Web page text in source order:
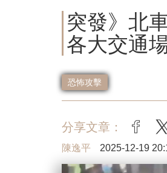
突發》北
各大交通
恐怖攻擊
分享文章：
陳逸平 2025-12-19